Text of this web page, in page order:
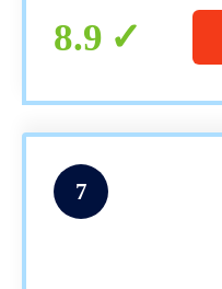
8.9
7